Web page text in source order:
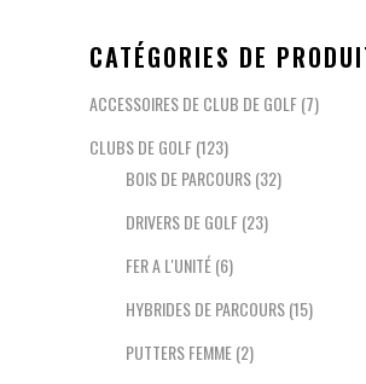
CATÉGORIES DE
ACCESSOIRES DE CLUB DE GOLF(7)
CLUBS DE GOLF(123)
BOIS DE PARCOURS(32)
DRIVERS DE GOLF(23)
FER A L'UNITÉ(6)
HYBRIDES DE PARCOURS(15)
PUTTERS FEMME(2)